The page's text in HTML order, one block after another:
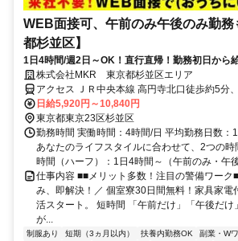
WEB面接可、午前のみ午後のみ勤
都杉並区】
1日4時間/週2日～OK！直行直帰！勤務初日から
＆携帯貸与♪
株式会社MKR 東京都杉並区エリア
アクセス ＪＲ中央本線 高円寺北口徒歩約5分
新高円寺エレベータ出入口徒歩約17分、東京
京都）南口徒歩約18分 東京都杉並区エリア(荻
山駅)
日給5,920円～10,840円
東京都東京23区杉並区
勤務時間 実働時間：4時間/日 平均勤務日数：
あなたのライフスタイルに合わせて、2つの
時間（ハーフ）：1日4時間～（午前のみ・午
仕事内容 ■■メリット多数！注目の警備ワーク
み、即解決！／ 個室寮30日間無料！家具家電
活スタート。 短時間 「午前だけ」「午後だけ
が...
制服あり 短期（3ヵ月以内） 扶養内勤務OK
副業・W